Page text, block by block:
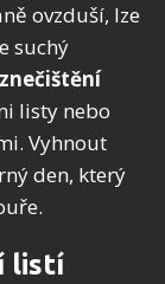
ovzduší, lze
suchý
listy nebo
Vyhnout
den, který
listí